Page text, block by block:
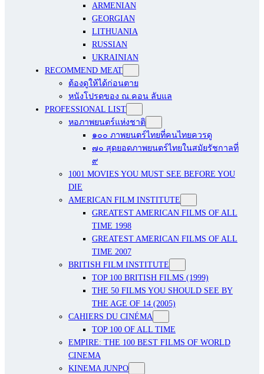
ARMENIAN
GEORGIAN
LITHUANIA
RUSSIAN
UKRAINIAN
RECOMMEND MEAT
ต้องดูให้ได้ก่อนตาย
หนังโปรดของ ณ.คอน ลับแล
PROFESSIONAL LIST
หอภาพยนตร์แห่งชาติ
๑๐๐ ภาพยนตร์ไทยที่คนไทยควรดู
๗๐ สุดยอดภาพยนตร์ไทยในสมัยรัชกาลที่
๙
1001 MOVIES YOU MUST SEE BEFORE YOU
DIE
AMERICAN FILM INSTITUTE
GREATEST AMERICAN FILMS OF ALL
TIME 1998
GREATEST AMERICAN FILMS OF ALL
TIME 2007
BRITISH FILM INSTITUTE
TOP 100 BRITISH FILMS (1999)
THE 50 FILMS YOU SHOULD SEE BY
THE AGE OF 14 (2005)
CAHIERS DU CINÉMA
TOP 100 OF ALL TIME
EMPIRE: THE 100 BEST FILMS OF WORLD
CINEMA
KINEMA JUNPO